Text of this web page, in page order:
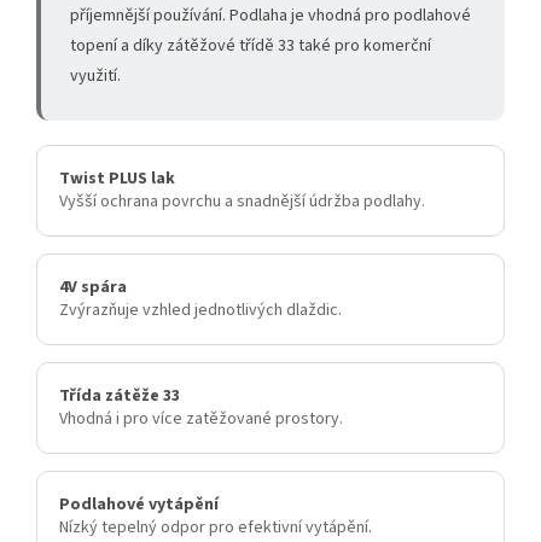
příjemnější používání. Podlaha je vhodná pro podlahové
topení a díky zátěžové třídě 33 také pro komerční
využití.
Twist PLUS lak
Vyšší ochrana povrchu a snadnější údržba podlahy.
4V spára
Zvýrazňuje vzhled jednotlivých dlaždic.
Třída zátěže 33
Vhodná i pro více zatěžované prostory.
Podlahové vytápění
Nízký tepelný odpor pro efektivní vytápění.